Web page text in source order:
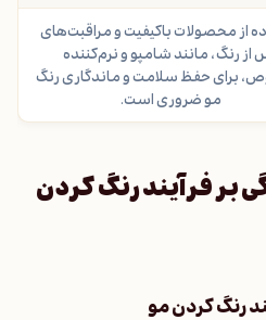
از محصولات باکیفیت و مراقبت‌های
از رنگ، مانند شامپو و نرم‌کننده
برای حفظ سلامت و ماندگاری رنگ
مو ضروری است.
بر فرآیند رنگ کردن
رنگ کردن مو